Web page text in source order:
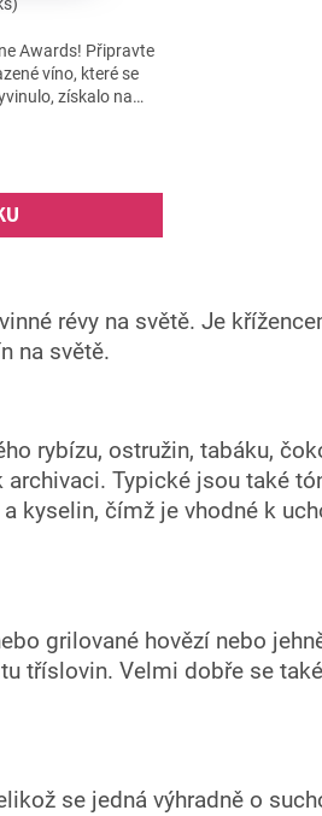
Awards! Připravte
víno, které se
získalo na
révy na světě. Je
na světě.
rybízu, ostružin, tabáku,
Typické jsou také
kyselin, čímž je vhodné k
grilované hovězí nebo
tříslovin. Velmi dobře se
se jedná výhradně o